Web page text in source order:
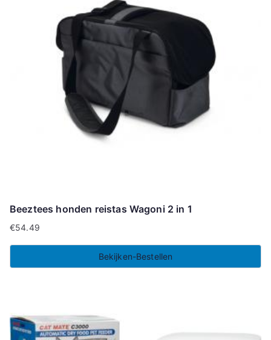
Beeztees honden reistas Wagoni 2 in 1
€54.49
Bekijken-Bestellen